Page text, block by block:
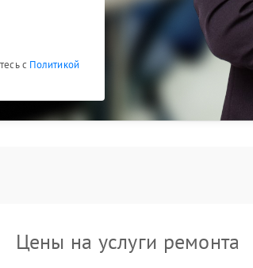
с Политикой
Цены на услуги ремонта